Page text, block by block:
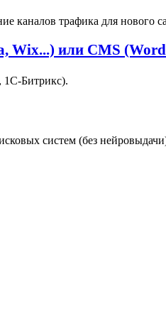
каналов трафика для нового
Wix...) или CMS
1С‑Битрикс).
систем (без